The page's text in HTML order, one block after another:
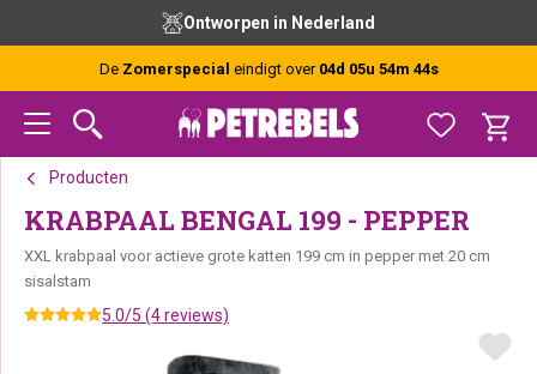
hoofdnavigatie
hoofd
inhoud
voettekst
besteld, vandaag verzonden (ma-vr)
De Zomerspecial eindigt over 04d 05u 54m 43s
Producten
KRABPAAL BENGAL 199 - PEPPER
XXL krabpaal voor actieve grote katten 199 cm in pepper met 20 cm
sisalstam
5.0/5 (4 reviews)